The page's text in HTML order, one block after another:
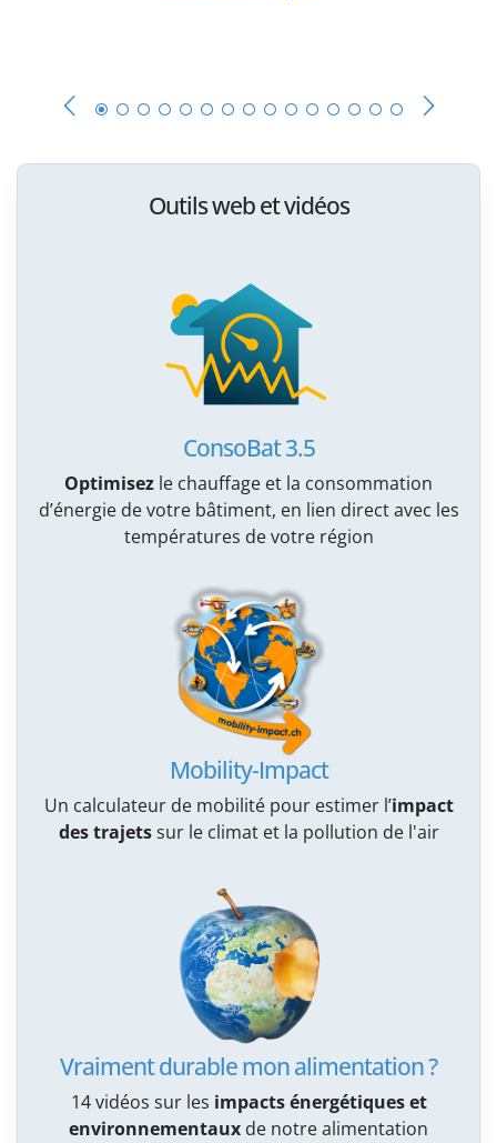
Outils web et vidéos
ConsoBat 3.5
Optimisez le chauffage et la consommation
d’énergie de votre bâtiment, en lien direct avec les
températures de votre région
Mobility-Impact
Un calculateur de mobilité pour estimer l’impact
des trajetssur le climat et la pollution de l'air
Vraiment durable mon alimentation ?
14 vidéos sur les impacts énergétiques et
environnementaux de notre alimentation